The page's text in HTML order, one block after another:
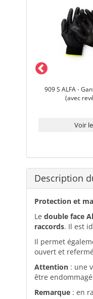
909 S ALFA -
(avec
Voir
Description
Protection et
Le double face
raccords. Il est
Il permet
ouvert et
Attention : une
être
Remarque : en